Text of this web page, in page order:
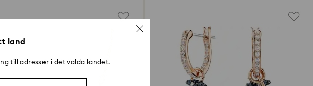
land
till adresser i det valda landet.